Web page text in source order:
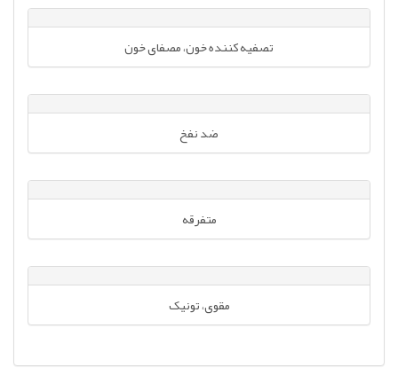
تصفیه کننده خون، مصفای خون
ضد نفخ
متفرقه
مقوی، تونیک